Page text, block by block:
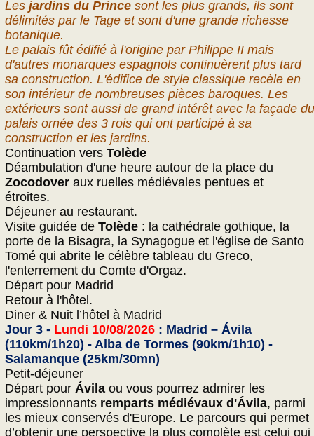
Les jardins du Princesont les plus grands, ils sont
délimités par le Tage et sont d'une grande richesse
botanique.
Le palais fût édifié à l'origine par Philippe II mais
d'autres monarques espagnols continuèrent plus tard
sa construction. L'édifice de style classique recèle en
son intérieur de nombreuses pièces baroques. Les
extérieurs sont aussi de grand intérêt avec la façade du
palais ornée des 3 rois qui ont participé à sa
construction et les jardins.
Continuation vers Tolède
Déambulation d'une heure autour de la place du
Zocodover aux ruelles médiévales pentues et
étroites.
Déjeuner au restaurant.
Visite guidée de Tolède : la cathédrale gothique, la
porte de la Bisagra, la Synagogue et l'église de Santo
Tomé qui abrite le célèbre tableau du Greco,
l'enterrement du Comte d'Orgaz.
Départ pour Madrid
Retour à l'hôtel.
Diner & Nuit l’hôtel à Madrid
Jour 3 - Lundi 10/08/2026: Madrid – Ávila
(110km/1h20) - Alba de Tormes (90km/1h10) -
Salamanque (25km/30mn)
Petit-déjeuner
Départ pour Ávila ou vous pourrez admirer les
impressionnants remparts médiévaux d'Ávila, parmi
les mieux conservés d'Europe. Le parcours qui permet
d’obtenir une perspective la plus complète est celui qui